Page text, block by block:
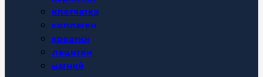
клетчатка
коллаген
креатин
лецитин
магний